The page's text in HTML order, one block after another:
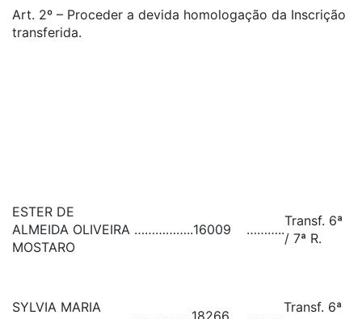
Art. 2º – Proceder a devida homologação da Inscrição
transferida.
ESTER DE
ALMEIDA OLIVEIRA
MOSTARO
……………..16009 ………..
Transf. 6ª
/ 7ª R.
SYLVIA MARIA
……………..18266 ………..
Transf. 6ª